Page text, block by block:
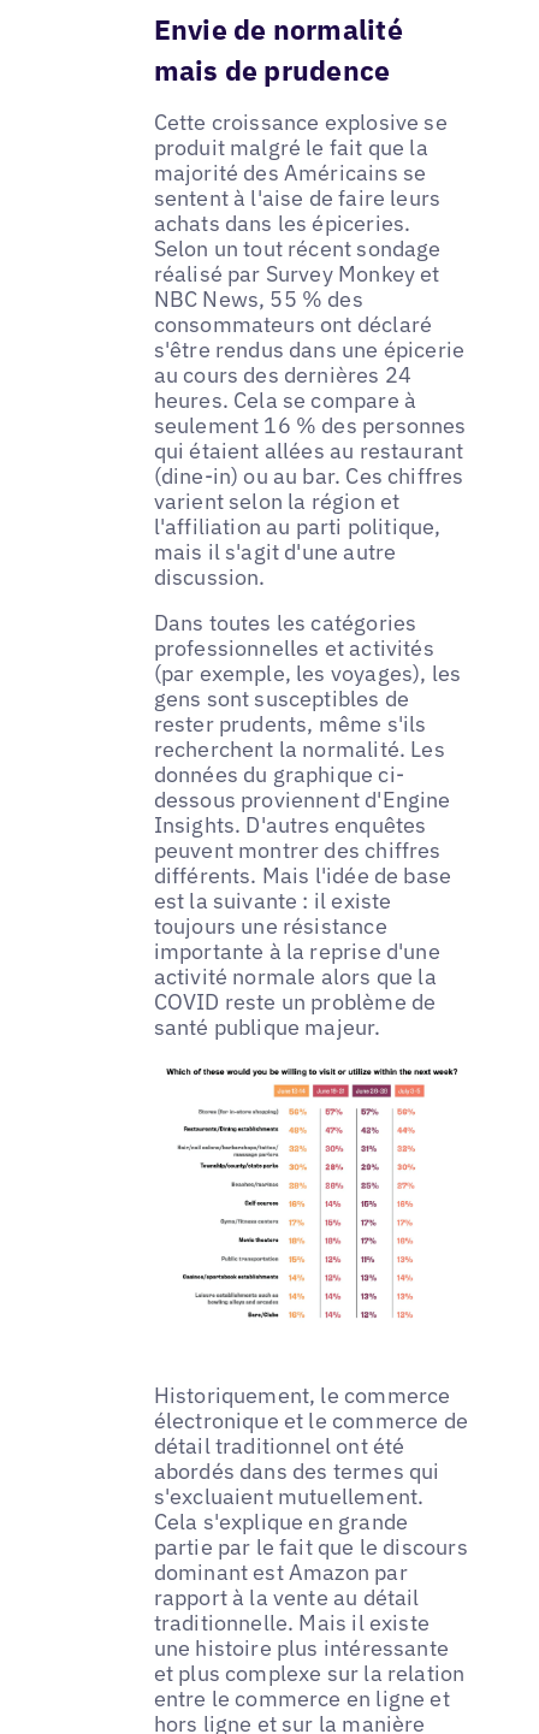
Envie de normalité
mais de prudence
Cette croissance explosive se
produit malgré le fait que la
majorité des Américains se
sentent à l'aise de faire leurs
achats dans les épiceries.
Selon un tout récent sondage
réalisé par Survey Monkey et
NBC News, 55 % des
consommateurs ont déclaré
s'être rendus dans une épicerie
au cours des dernières 24
heures. Cela se compare à
seulement 16 % des personnes
qui étaient allées au restaurant
(dine-in) ou au bar. Ces chiffres
varient selon la région et
l'affiliation au parti politique,
mais il s'agit d'une autre
discussion.
Dans toutes les catégories
professionnelles et activités
(par exemple, les voyages), les
gens sont susceptibles de
rester prudents, même s'ils
recherchent la normalité. Les
données du graphique ci-
dessous proviennent d'Engine
Insights. D'autres enquêtes
peuvent montrer des chiffres
différents. Mais l'idée de base
est la suivante : il existe
toujours une résistance
importante à la reprise d'une
activité normale alors que la
COVID reste un problème de
santé publique majeur.
Historiquement, le commerce
électronique et le commerce de
détail traditionnel ont été
abordés dans des termes qui
s'excluaient mutuellement.
Cela s'explique en grande
partie par le fait que le discours
dominant est Amazon par
rapport à la vente au détail
traditionnelle. Mais il existe
une histoire plus intéressante
et plus complexe sur la relation
entre le commerce en ligne et
hors ligne et sur la manière